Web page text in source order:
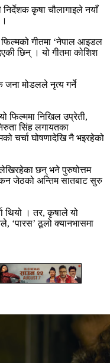
निर्देशक कृषा चौलागाइले नयाँ
फिल्मको गीतमा ‘नेपाल आइडल
छिन् । यो गीतमा कोशिश
जना मोडलले नृत्य गर्ने
फिल्ममा निखिल उप्रेती,
सिंह लगायतका
चर्चा घोषणादेखि नै भइरहेको
छन् भने पुरुषोत्तम
जेठको अन्तिम सातबाट सुरु
थियो । तर, कृषाले यो
‘पारस’ ठूलो क्यानभासमा